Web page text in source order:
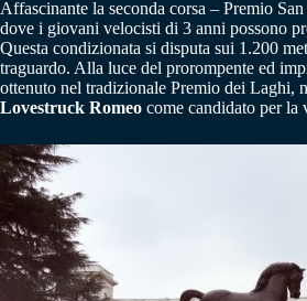
Affascinante la seconda corsa – Premio
dove i giovani velocisti di 3 anni possono
Questa condizionata si disputa sui 1.200
traguardo. Alla luce del prorompente ed
ottenuto nel tradizionale Premio dei Laghi,
Lovestruck Romeo come candidato per la